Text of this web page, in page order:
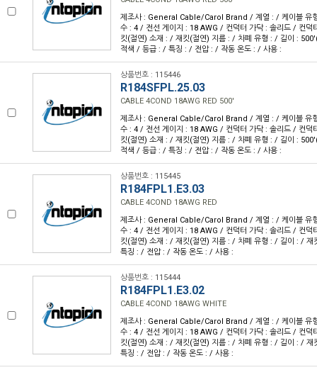
제조사 : General Cable/Carol Brand / 계열 : / 케이블 유
수 : 4 / 전선 게이지 : 18 AWG / 컨덕터 가닥 : 솔리드 / 컨덕
킷(절연) 소재 : / 재킷(절연) 지름 : / 차폐 유형 : / 길이 :
적색 / 등급 : / 특징 : / 전압 : / 작동 온도 : / 사용 :
상품번호 : 115446
R184SFPL.25.03
CABLE 4COND 18AWG RED 500'
제조사 : General Cable/Carol Brand / 계열 : / 케이블 유
수 : 4 / 전선 게이지 : 18 AWG / 컨덕터 가닥 : 솔리드 / 컨덕
킷(절연) 소재 : / 재킷(절연) 지름 : / 차폐 유형 : / 길이 :
적색 / 등급 : / 특징 : / 전압 : / 작동 온도 : / 사용 :
상품번호 : 115445
R184FPL1.E3.03
CABLE 4COND 18AWG RED
제조사 : General Cable/Carol Brand / 계열 : / 케이블 유
수 : 4 / 전선 게이지 : 18 AWG / 컨덕터 가닥 : 솔리드 / 컨덕
킷(절연) 소재 : / 재킷(절연) 지름 : / 차폐 유형 : / 길이 : / 재
특징 : / 전압 : / 작동 온도 : / 사용 :
상품번호 : 115444
R184FPL1.E3.02
CABLE 4COND 18AWG WHITE
제조사 : General Cable/Carol Brand / 계열 : / 케이블 유
수 : 4 / 전선 게이지 : 18 AWG / 컨덕터 가닥 : 솔리드 / 컨덕
킷(절연) 소재 : / 재킷(절연) 지름 : / 차폐 유형 : / 길이 : / 재
특징 : / 전압 : / 작동 온도 : / 사용 :